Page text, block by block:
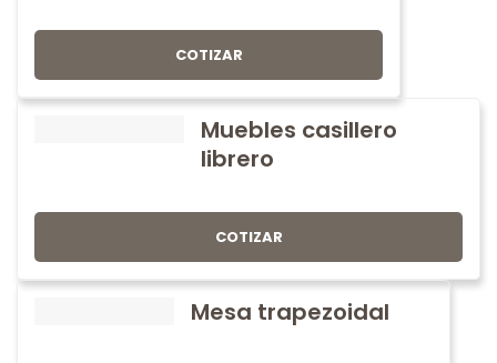
COTIZAR
Muebles casillero
librero
COTIZAR
Mesa trapezoidal